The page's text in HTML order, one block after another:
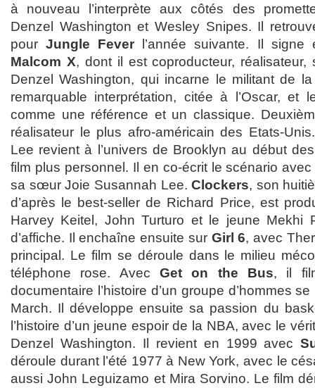
à nouveau l’interprète aux côtés des
Denzel Washington et Wesley Snipes. Il
pourJungle Fever l’année suivante. Il
Malcom X, dont il est coproducteur, réalisateur,
Denzel Washington, qui incarne le militant de
remarquable interprétation, citée à l’Oscar, et
comme une référence et un classique.
réalisateur le plus afro-américain des Etats-
Lee revient à l’univers de Brooklyn au début
film plus personnel. Il en co-écrit le scénario
sa sœur Joie Susannah Lee.Clockers, son
d’après le best-seller de Richard Price, est
Harvey Keitel, John Turturo et le jeune Mekhi
d’affiche. Il enchaîne ensuite sur Girl 6, avec
principal. Le film se déroule dans le milieu
téléphone rose. Avec Get on the Bus, il
documentaire l’histoire d’un groupe d’hommes
March. Il développe ensuite sa passion du
l’histoire d’un jeune espoir de la NBA, avec le
Denzel Washington. Il revient en 1999 avec
déroule durant l’été 1977 à New York, avec le
aussi John Leguizamo et Mira Sorvino. Le film